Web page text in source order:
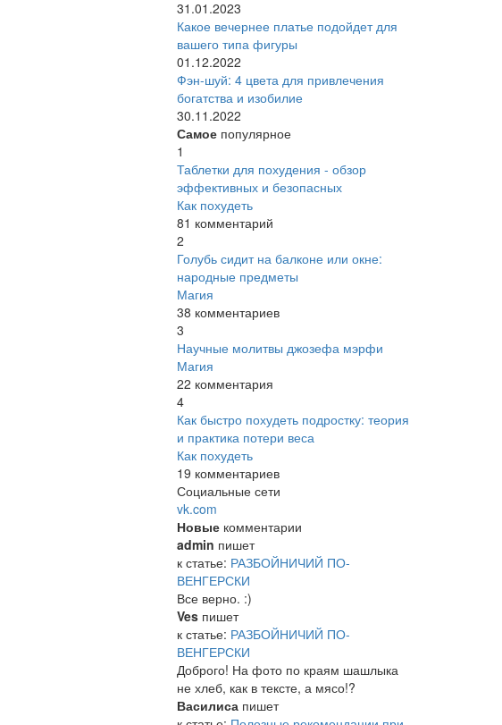
31.01.2023
Какое вечернее платье подойдет для
вашего типа фигуры
01.12.2022
Фэн-шуй: 4 цвета для привлечения
богатства и изобилие
30.11.2022
Самоепопулярное
1
Таблетки для похудения - обзор
эффективных и безопасных
Как похудеть
81 комментарий
2
Голубь сидит на балконе или окне:
народные предметы
Магия
38 комментариев
3
Научные молитвы джозефа мэрфи
Магия
22 комментария
4
Как быстро похудеть подростку: теория
и практика потери веса
Как похудеть
19 комментариев
Социальные сети
vk.com
Новыекомментарии
admin пишет
к статье: РАЗБОЙНИЧИЙ ПО-
ВЕНГЕРСКИ
Все верно. :)
Vesпишет
к статье: РАЗБОЙНИЧИЙ ПО-
ВЕНГЕРСКИ
Доброго! На фото по краям шашлыка
не хлеб, как в тексте, а мясо!?
Василисапишет